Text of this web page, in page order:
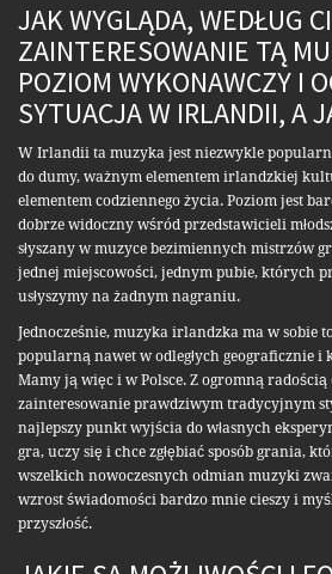
JAK WYGLĄDA, WEDŁUG
ZAINTERESOWANIE TĄ
POZIOM WYKONAWCZY I
SYTUACJA W IRLANDII, A
W Irlandii ta muzyka jest niezwykle
do dumy, ważnym elementem irlandzkiej
elementem codziennego życia. Poziom jest
dobrze widoczny wśród przedstawicieli
słyszany w muzyce bezimiennych mistrzów
jednej miejscowości, jednym pubie, których
usłyszymy na żadnym nagraniu.
Jednocześnie, muzyka irlandzka ma w sobie
popularną nawet w odległych geograficznie
Mamy ją więc i w Polsce. Z ogromną
zainteresowanie prawdziwym tradycyjnym
najlepszy punkt wyjścia do własnych
gra, uczy się i chce zgłębiać sposób grania,
wszelkich nowoczesnych odmian muzyki
wzrost świadomości bardzo mnie cieszy i
przyszłość.